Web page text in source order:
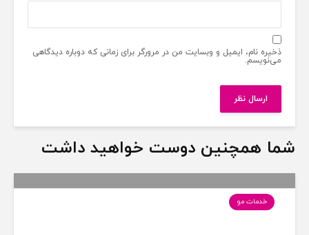
ذخیره نام، ایمیل و وبسایت من در مرورگر برای زمانی که دوباره دیدگاهی
می‌نویسم.
شما همچنین دوست خواهید داشت
خدمات مو